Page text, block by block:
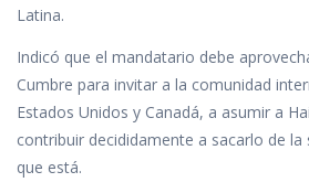
Latina.
Indicó que el mandatario debe
Cumbre para invitar a la comunidad
Estados Unidos y Canadá, a asumir a
contribuir decididamente a sacarlo de la
que está.